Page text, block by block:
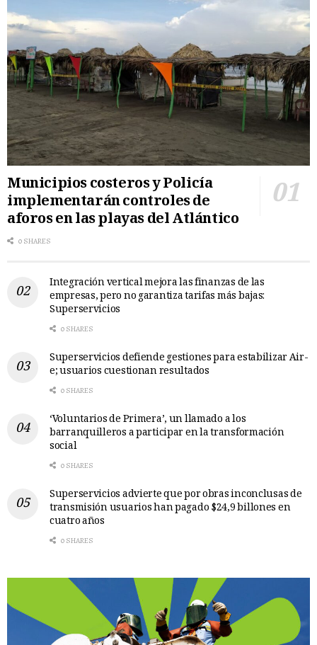
Municipios costeros y Policía
implementarán controles de
aforos en las playas del Atlántico
0 SHARES
Integración vertical mejora las finanzas de las
empresas, pero no garantiza tarifas más bajas:
Superservicios
0 SHARES
Superservicios defiende gestiones para estabilizar Air-
e; usuarios cuestionan resultados
0 SHARES
‘Voluntarios de Primera’, un llamado a los
barranquilleros a participar en la transformación
social
0 SHARES
Superservicios advierte que por obras inconclusas de
transmisión usuarios han pagado $24,9 billones en
cuatro años
0 SHARES